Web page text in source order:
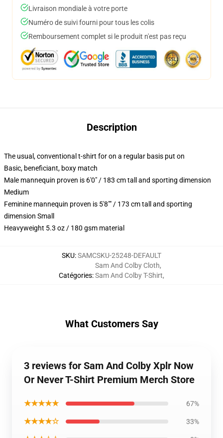
Livraison mondiale à votre porte
Numéro de suivi fourni pour tous les colis
Remboursement complet si le produit n'est pas reçu
Description
The usual, conventional t-shirt for on a regular basis put on
Basic, beneficiant, boxy match
Male mannequin proven is 6'0" / 183 cm tall and sporting dimension
Medium
Feminine mannequin proven is 5'8"" / 173 cm tall and sporting
dimension Small
Heavyweight 5.3 oz / 180 gsm material
SKU:SAMCSKU-25248-DEFAULT
Catégories:
Sam And Colby Cloth,
Sam And Colby T-Shirt,
What Customers Say
3 reviews for Sam And Colby Xplr Now
Or Never T-Shirt Premium Merch Store
★★★★★ 67%
★★★★☆ 33%